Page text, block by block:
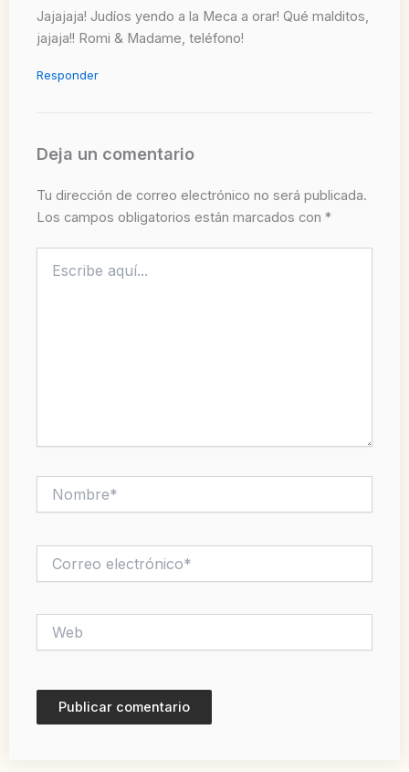
Jajajaja! Judíos yendo a la Meca a orar! Qué malditos,
jajaja!! Romi & Madame, teléfono!
Responder
Deja un comentario
Tu dirección de correo electrónico no será publicada.
Los campos obligatorios están marcados con *
aquí...
electrónico*